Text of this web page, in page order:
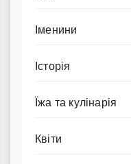
Іменини
Історія
Їжа та кулінарія
Квіти